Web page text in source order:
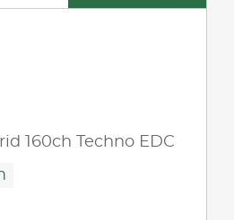
160ch Techno EDC